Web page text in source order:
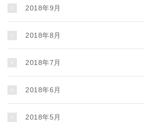
2018年9月
2018年8月
2018年7月
2018年6月
2018年5月